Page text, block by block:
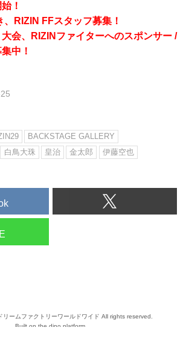
！
RIZIN FFスタッフ募集！
会、RIZINファイターへのスポンサー /
中！
BACKSTAGE GALLERY
白鳥大珠 皇治 金太郎
伊藤空也
ームファクトリーワールドワイド All rights reserved.
Built on the dino platform.